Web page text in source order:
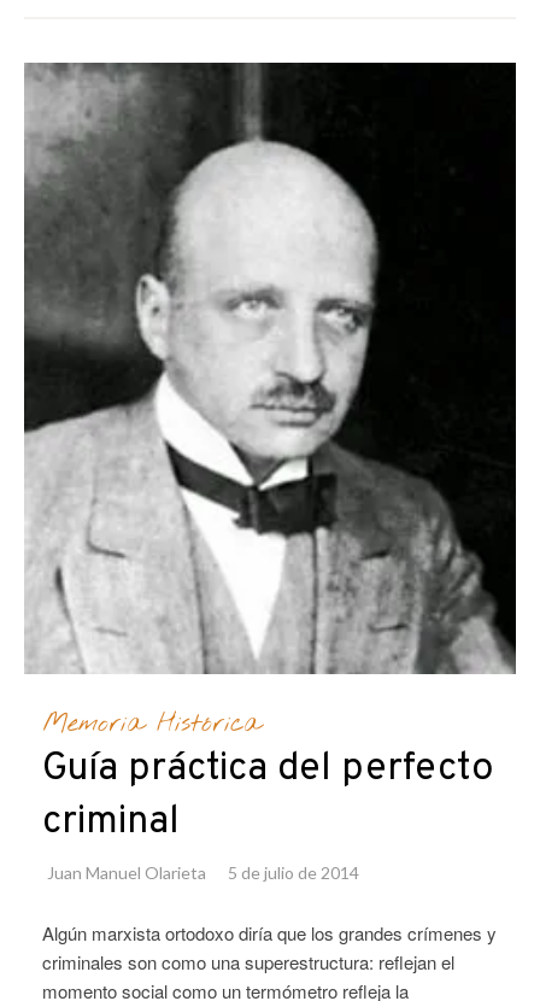
Memoria Histórica
Guía práctica del perfecto
criminal
Juan Manuel Olarieta 5 de julio de 2014
Algún marxista ortodoxo diría que los grandes crímenes y
criminales son como una superestructura: reflejan el
momento social como un termómetro refleja la